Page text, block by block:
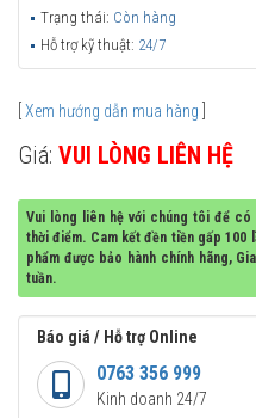
Trạng thái: Còn hàng
Hỗ trợ kỹ thuật: 24/7
Xem hướng dẫn mua hàng
Giá: VUI LÒNG LIÊN HỆ
Vui lòng liên hệ với chúng tôi để có
thời điểm. Cam kết đền tiền gấp 100
phẩm được bảo hành chính hãng,
tuần.
Báo giá / Hỗ trợ Online
0763 356 999
Kinh doanh 24/7